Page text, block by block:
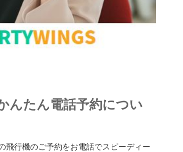
んたん電話予約につい
飛行機のご予約をお電話でスピーディー